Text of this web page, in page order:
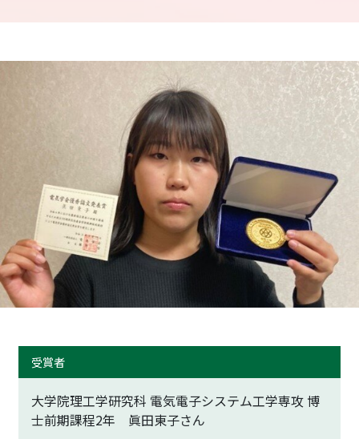
受賞･表彰
トップに戻る
受賞者
大学院理工学研究科 電気電子システム工学専攻 博
士前期課程2年 眞田東子さん